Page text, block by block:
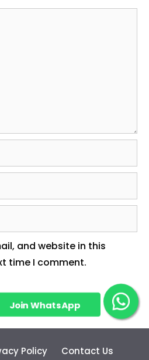
time I comment.
Policy Contact Us
Join WhatsApp
All Rights Reserved